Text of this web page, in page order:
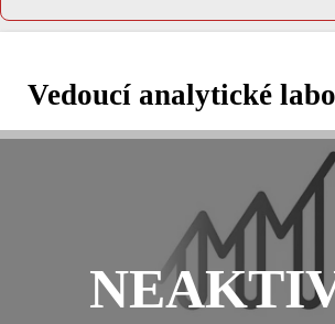
Vedoucí analytické